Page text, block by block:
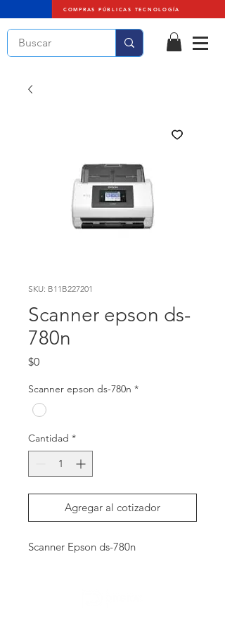
COMPRAS PÚBLICAS TECNOLOGÍA
SKU: B11B227201
Scanner epson ds-
780n
$0Precio
Scanner epson ds-780n *
Cantidad *
Agregar al cotizador
Scanner Epson ds-780n